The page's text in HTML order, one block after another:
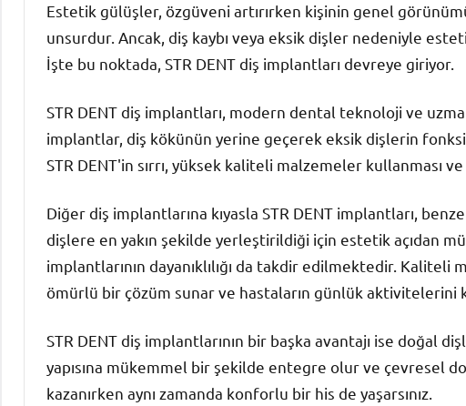
Estetik gülüşler, özgüveni artırırken kişinin genel
unsurdur. Ancak, diş kaybı veya eksik dişler nedeniyle
İşte bu noktada, STR DENT diş implantları devreye giriyor.
STR DENT diş implantları, modern dental teknoloji ve
implantlar, diş kökünün yerine geçerek eksik dişlerin
STR DENT'in sırrı, yüksek kaliteli malzemeler kullanması
Diğer diş implantlarına kıyasla STR DENT implantları,
dişlere en yakın şekilde yerleştirildiği için estetik açıdan
implantlarının dayanıklılığı da takdir edilmektedir.
ömürlü bir çözüm sunar ve hastaların günlük aktivitelerini
STR DENT diş implantlarının bir başka avantajı ise doğal
yapısına mükemmel bir şekilde entegre olur ve çevresel
kazanırken aynı zamanda konforlu bir his de yaşarsınız.